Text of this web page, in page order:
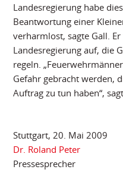
Landesregierung habe
Beantwortung einer
verharmlost, sagte Gall.
Landesregierung auf, die
regeln.
Gefahr gebracht werden,
Auftrag zu tun haben“,
Stuttgart, 20. Mai 2009
Dr. Roland Peter
Pressesprecher